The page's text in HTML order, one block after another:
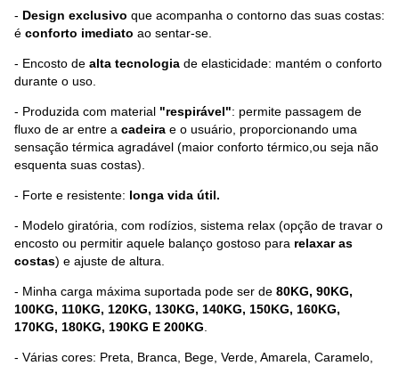
- Design exclusivo que acompanha o contorno das suas costas:
é conforto imediato ao sentar-se.
- Encosto de alta tecnologia de elasticidade: mantém o conforto
durante o uso.
- Produzida com material "respirável": permite passagem de
fluxo de ar entre a cadeira e o usuário, proporcionando uma
sensação térmica agradável (maior conforto térmico,ou seja não
esquenta suas costas).
- Forte e resistente: longa vida útil.
- Modelo giratória, com rodízios, sistema relax (opção de travar o
encosto ou permitir aquele balanço gostoso para relaxar as
costas) e ajuste de altura.
- Minha carga máxima suportada pode ser de 80KG, 90KG,
100KG, 110KG, 120KG, 130KG, 140KG, 150KG, 160KG,
170KG, 180KG, 190KG E 200KG
- Várias cores: Preta, Branca, Bege, Verde, Amarela, Caramelo,